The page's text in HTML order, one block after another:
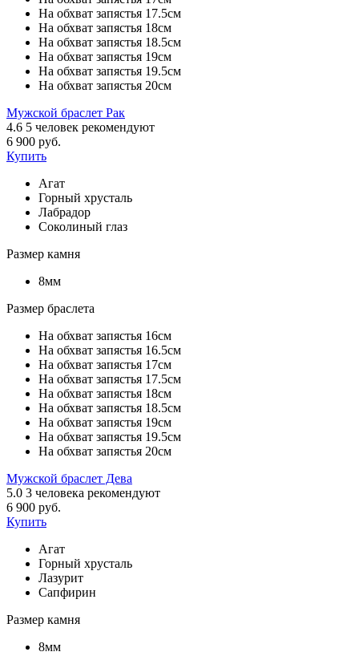
На обхват запястья 17.5см
На обхват запястья 18см
На обхват запястья 18.5см
На обхват запястья 19см
На обхват запястья 19.5см
На обхват запястья 20см
Мужской браслет Рак
4.6 5 человек рекомендуют
6 900 руб.
Купить
Агат
Горный хрусталь
Лабрадор
Соколиный глаз
Размер камня
8мм
Размер браслета
На обхват запястья 16см
На обхват запястья 16.5см
На обхват запястья 17см
На обхват запястья 17.5см
На обхват запястья 18см
На обхват запястья 18.5см
На обхват запястья 19см
На обхват запястья 19.5см
На обхват запястья 20см
Мужской браслет Дева
5.0 3 человека рекомендуют
6 900 руб.
Купить
Агат
Горный хрусталь
Лазурит
Сапфирин
Размер камня
8мм